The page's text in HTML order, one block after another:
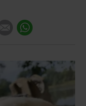
E-mail